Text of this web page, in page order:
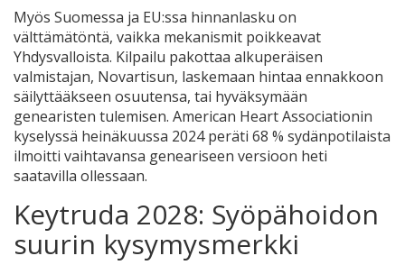
Myös Suomessa ja EU:ssa hinnanlasku on
välttämätöntä, vaikka mekanismit poikkeavat
Yhdysvalloista. Kilpailu pakottaa alkuperäisen
valmistajan, Novartisun, laskemaan hintaa ennakkoon
säilyttääkseen osuutensa, tai hyväksymään
genearisten tulemisen. American Heart Associationin
kyselyssä heinäkuussa 2024 peräti 68 % sydänpotilaista
ilmoitti vaihtavansa geneariseen versioon heti
saatavilla ollessaan.
Keytruda 2028: Syöpähoidon
suurin kysymysmerkki